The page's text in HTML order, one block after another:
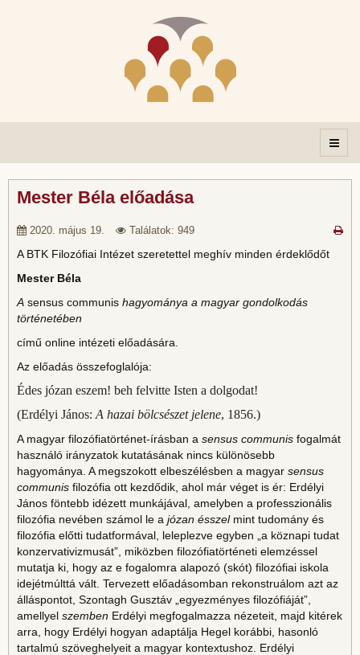
Mester Béla előadása
2020. május 19. Találatok: 949
A BTK Filozófiai Intézet szeretettel meghív minden érdeklődőt
Mester Béla
A sensus communis hagyománya a magyar gondolkodás
történetében
című online intézeti előadására.
Az előadás összefoglalója:
Édes józan eszem! beh felvitte Isten a dolgodat!
(Erdélyi János: A hazai bölcsészet jelene, 1856.)
A magyar filozófiatörténet-írásban a sensus communis fogalmát
használó irányzatok kutatásának nincs különösebb
hagyománya. A megszokott elbeszélésben a magyar sensus
communis filozófia ott kezdődik, ahol már véget is ér: Erdélyi
János föntebb idézett munkájával, amelyben a professzionális
filozófia nevében számol le a józan ésszelmint tudomány és
filozófia előtti tudatformával, leleplezve egyben „a köznapi tudat
konzervativizmusát”, miközben filozófiatörténeti elemzéssel
mutatja ki, hogy az e fogalomra alapozó (skót) filozófiai iskola
idejétmúlttá vált. Tervezett előadásomban rekonstruálom azt az
álláspontot, Szontagh Gusztáv „egyezményes filozófiáját”,
amellyel szemben Erdélyi megfogalmazza nézeteit, majd kitérek
arra, hogy Erdélyi hogyan adaptálja Hegel korábbi, hasonló
tartalmú szöveghelyeit a magyar kontextushoz. Erdélyi